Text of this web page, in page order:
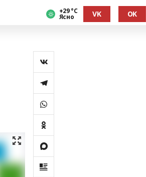
+29 °С
Ясно VK OK